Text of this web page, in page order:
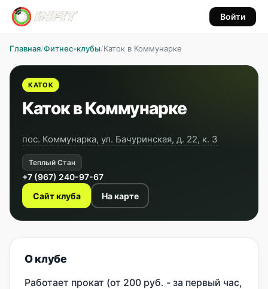
Войти
Главная/Фитнес-клубы/Каток в Коммунарке
КАТОК
Каток в Коммунарке
пос. Коммунарка, ул. Бачуринская, д. 22, к. 3
Теплый Стан
+7 (967) 240-97-67
Сайт клуба
На карте
О клубе
Работает прокат (от 200 руб. - за первый час,